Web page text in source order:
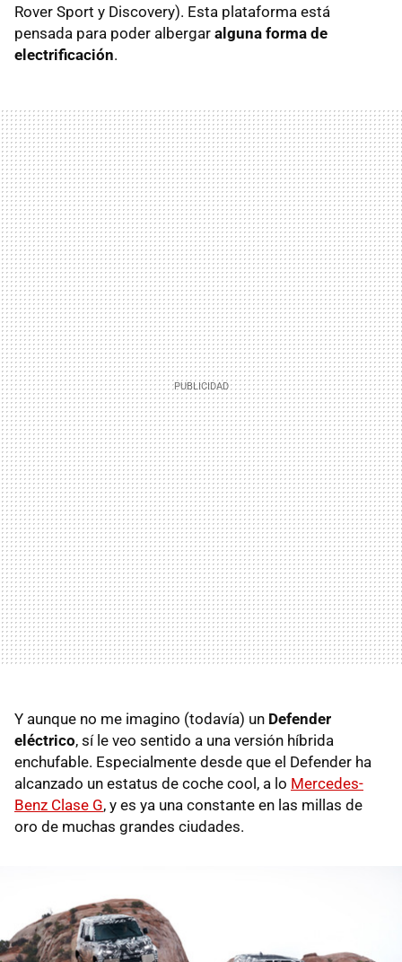
Rover Sport y Discovery). Esta plataforma está
pensada para poder albergar alguna forma de
electrificación.
Y aunque no me imagino (todavía) un Defender
eléctrico, sí le veo sentido a una versión híbrida
enchufable. Especialmente desde que el Defender ha
alcanzado un estatus de coche cool, a lo Mercedes-
Benz Clase G, y es ya una constante en las millas de
oro de muchas grandes ciudades.